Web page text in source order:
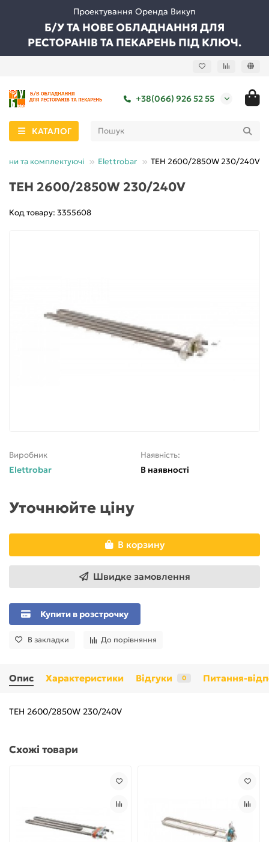
Проектування Оренда Викуп
Б/У ТА НОВЕ ОБЛАДНАННЯ ДЛЯ
РЕСТОРАНІВ ТА ПЕКАРЕНЬ ПІД КЛЮЧ.
+38(066) 926 52 55
КАТАЛОГ
та комплектуючі Elettrobar ТЕН 2600/2850W 230/240V
ТЕН 2600/2850W 230/240V
Код товару: 3355608
Виробник
Elettrobar
Наявність:
В наявності
Уточнюйте ціну
В корзину
Швидке замовлення
Купити в розстрочку
В закладки До порівняння
Опис Характеристики Відгуки 0 Питання-
ТЕН 2600/2850W 230/240V
Схожі товари